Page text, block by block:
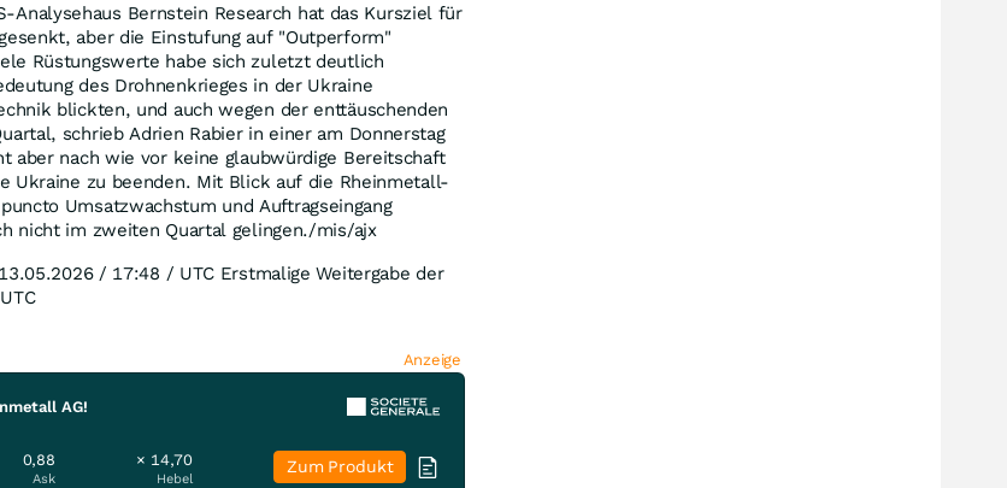
Analysehaus Bernstein Research hat das Kursziel für
aber die Einstufung auf "Outperform"
Rüstungswerte habe sich zuletzt deutlich
des Drohnenkrieges in der Ukraine
blickten, und auch wegen der enttäuschenden
schrieb Adrien Rabier in einer am Donnerstag
aber nach wie vor keine glaubwürdige Bereitschaft
Ukraine zu beenden. Mit Blick auf die Rheinmetall-
Umsatzwachstum und Auftragseingang
nicht im zweiten Quartal gelingen./mis/ajx
/ 17:48 / UTC Erstmalige Weitergabe der
Anzeige
AG!
0,88
Ask
× 14,70
Hebel
Zum Produkt